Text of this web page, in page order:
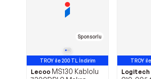
Sponsorlu
TROY ile 200 TL İndirim
Lecoo MS130 Kablolu
TROY
Logitech